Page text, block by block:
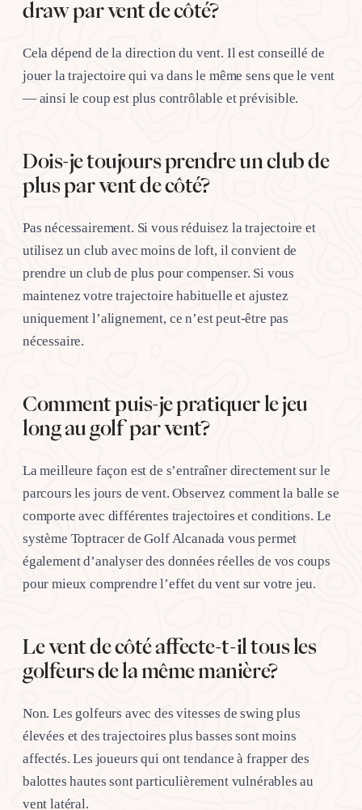
draw par vent de côté?
Cela dépend de la direction du vent. Il est conseillé de
jouer la trajectoire qui va dans le même sens que le vent
— ainsi le coup est plus contrôlable et prévisible.
Dois-je toujours prendre un club de
plus par vent de côté?
Pas nécessairement. Si vous réduisez la trajectoire et
utilisez un club avec moins de loft, il convient de
prendre un club de plus pour compenser. Si vous
maintenez votre trajectoire habituelle et ajustez
uniquement l’alignement, ce n’est peut-être pas
nécessaire.
Comment puis-je pratiquer le jeu
long au golf par vent?
La meilleure façon est de s’entraîner directement sur le
parcours les jours de vent. Observez comment la balle se
comporte avec différentes trajectoires et conditions. Le
système Toptracer de Golf Alcanada vous permet
également d’analyser des données réelles de vos coups
pour mieux comprendre l’effet du vent sur votre jeu.
Le vent de côté affecte-t-il tous les
golfeurs de la même manière?
Non. Les golfeurs avec des vitesses de swing plus
élevées et des trajectoires plus basses sont moins
affectés. Les joueurs qui ont tendance à frapper des
balottes hautes sont particulièrement vulnérables au
vent latéral.